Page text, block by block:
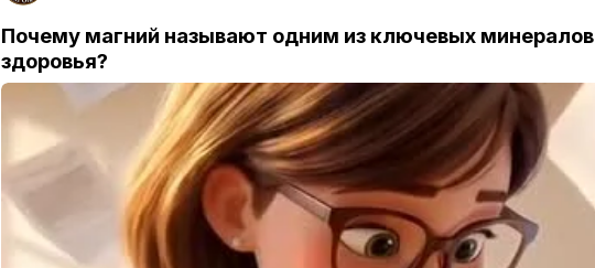
Почему магний называют одним из ключевых
здоровья?